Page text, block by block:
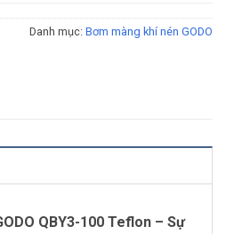
Danh mục: Bơm màng khí nén GODO
QBY3-100 Teflon – Sự